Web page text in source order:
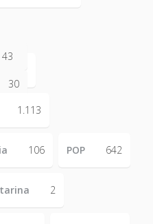
43
30
1.113
106 POP 642
2